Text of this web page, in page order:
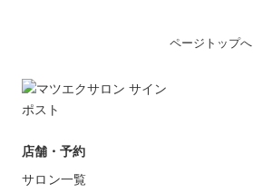
ページトップへ
店舗・予約
サロン一覧